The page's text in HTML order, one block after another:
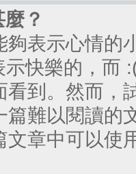
？
夠表示心情的
快樂的，而
看到。然而，
篇難以閱讀的
文章中可以使